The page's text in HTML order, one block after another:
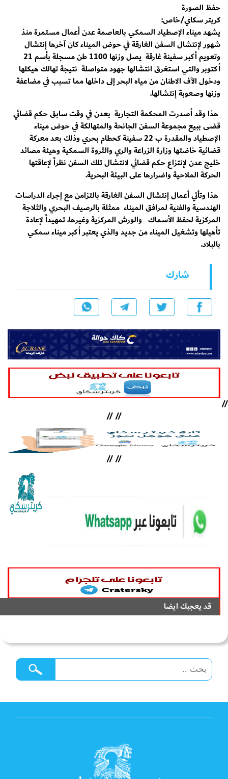
حفظ الصورة
كريتر سكاي/خاص:
يشهد ميناء الإصطياد السمكي بالعاصمة عدن أعمال مستمرة منذ
شهور لإنتشال السفن الغارقة في حوض الميناء كان آخرها إنتشال
وتعويم أكبر سفينة غارقة يصل وزنها 1100 طن مسجلة بأسم 21
أكتوبر والتي استغرق انتشالها جهود متواصلة نتيجة تهالك هيكلها
ودخول الآف الاطنان من مياه البحر إلى داخلها مما تسبب في مضاعفة
وزنها وصعوبة إنتشالها.
هذا وقد أصدرت المحكمة التجارية بعدن في وقت سابق حكم قضائي
قضى ببيع مجموعة السفن الجانحة والمتهالكة في حوض ميناء
الإصطياد والمقدرة ب 22 سفينة كحطام بحري وذلك بعد معركة
قضائية خاضتها وزارة الزراعة والري والثروة السمكية وهيئة مصائد
خليج عدن لإنتزاع حكم قضائي لانتشال تلك السفن نظراً لإعاقتها
الحركة الملاحية واضرارها على البيئة البحرية.
هذا وتأتي أعمال إنتشال السفن الغارقة بالتزامن مع إجراء الدراسات
الهندسية والفنية لمرافق الميناء ممثلة بالرصيف البحري والثلاجة
المركزية لحفظ الأسماك والورش المركزية وغيرها، تمهيداً لإعادة
تأهيلها وتشغيل الميناء من جديد والذي يعتبر أكبر ميناء سمكي
بالبلاد.
شارك
//
//
//
//
//
قد يعجبك ايضا